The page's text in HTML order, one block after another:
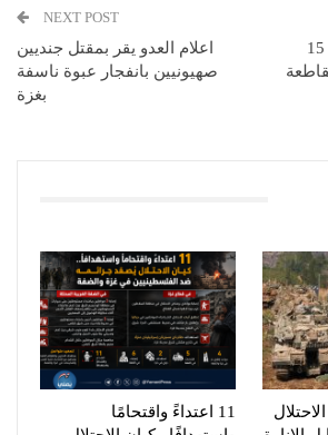
روسيا: اعترضنا ودمرنا 15
NEXT POST
اعلام العدو يقر بمقتل جنديين
صهيونيين بانفجار عبوة ناسفة
بغزة
11 اعتداءً واقتحامًا